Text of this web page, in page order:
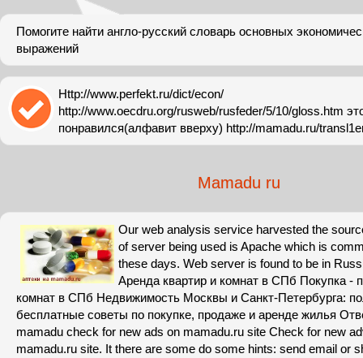
Помогите найти англо-русский словарь основных
выражений
Http://www.perfekt.ru/dict/econ/
http://www.oecdru.org/rusweb/rusfeder/5/10/gloss.htm
понравился(алфавит вверху) http://mamadu.ru/
Mamadu ru
Our web analysis service harvested the
of server being used is Apache which is
these days. Web server is found to be in
Аренда квартир и комнат в СПб Покупка -
комнат в СПб Недвижимость Москвы и Санкт-Петербурга:
бесплатные советы по покупке, продаже и аренде жилья
mamadu check for new ads on mamadu.ru site Check for new
mamadu.ru site. It there are some do some hints: send email or